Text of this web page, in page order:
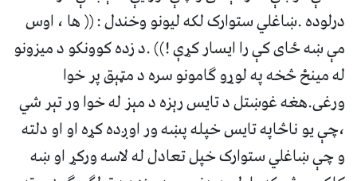
درلوده .ښاغلي ستوارک لکه لیونو وخندل : (( ها ، اوس
مې ښه ځای کې را ایسار کړې !)) .د زده کوونکو د میزونو
له مینځ څخه په لوړو ګامونو سره د مټېق پر خوا
ورغی.هغه غوښتل د تایس رېزه د مېز له خوا ور تېر شي
،چې یو ناڅاپه تایس خپله پښه ور اوږده کړه او او دلته
و چې ښاغلي ستوارک خپل تعادل له لاسه ورکړ او ښه